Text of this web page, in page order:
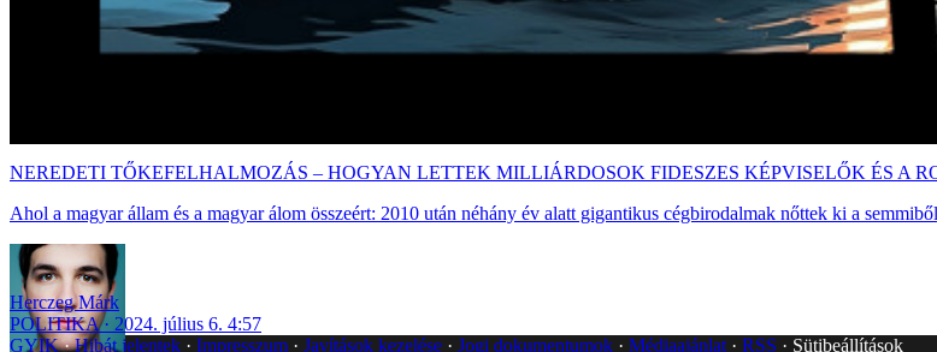
NEREDETI TŐKEFELHALMOZÁS – HOGYAN LETTEK MILLIÁRDOSOK FIDESZES KÉPVISELŐK ÉS A
Ahol a magyar állam és a magyar álom összeért: 2010 után néhány év alatt gigantikus cégbirodalmak nőttek ki a
Herczeg Márk
POLITIKA
2024. július 6. 4:57
GYIK Hibát jelentek Impresszum Javítások kezelése Jogi dokumentumok Médiaajánlat RSS Sütibeállítások